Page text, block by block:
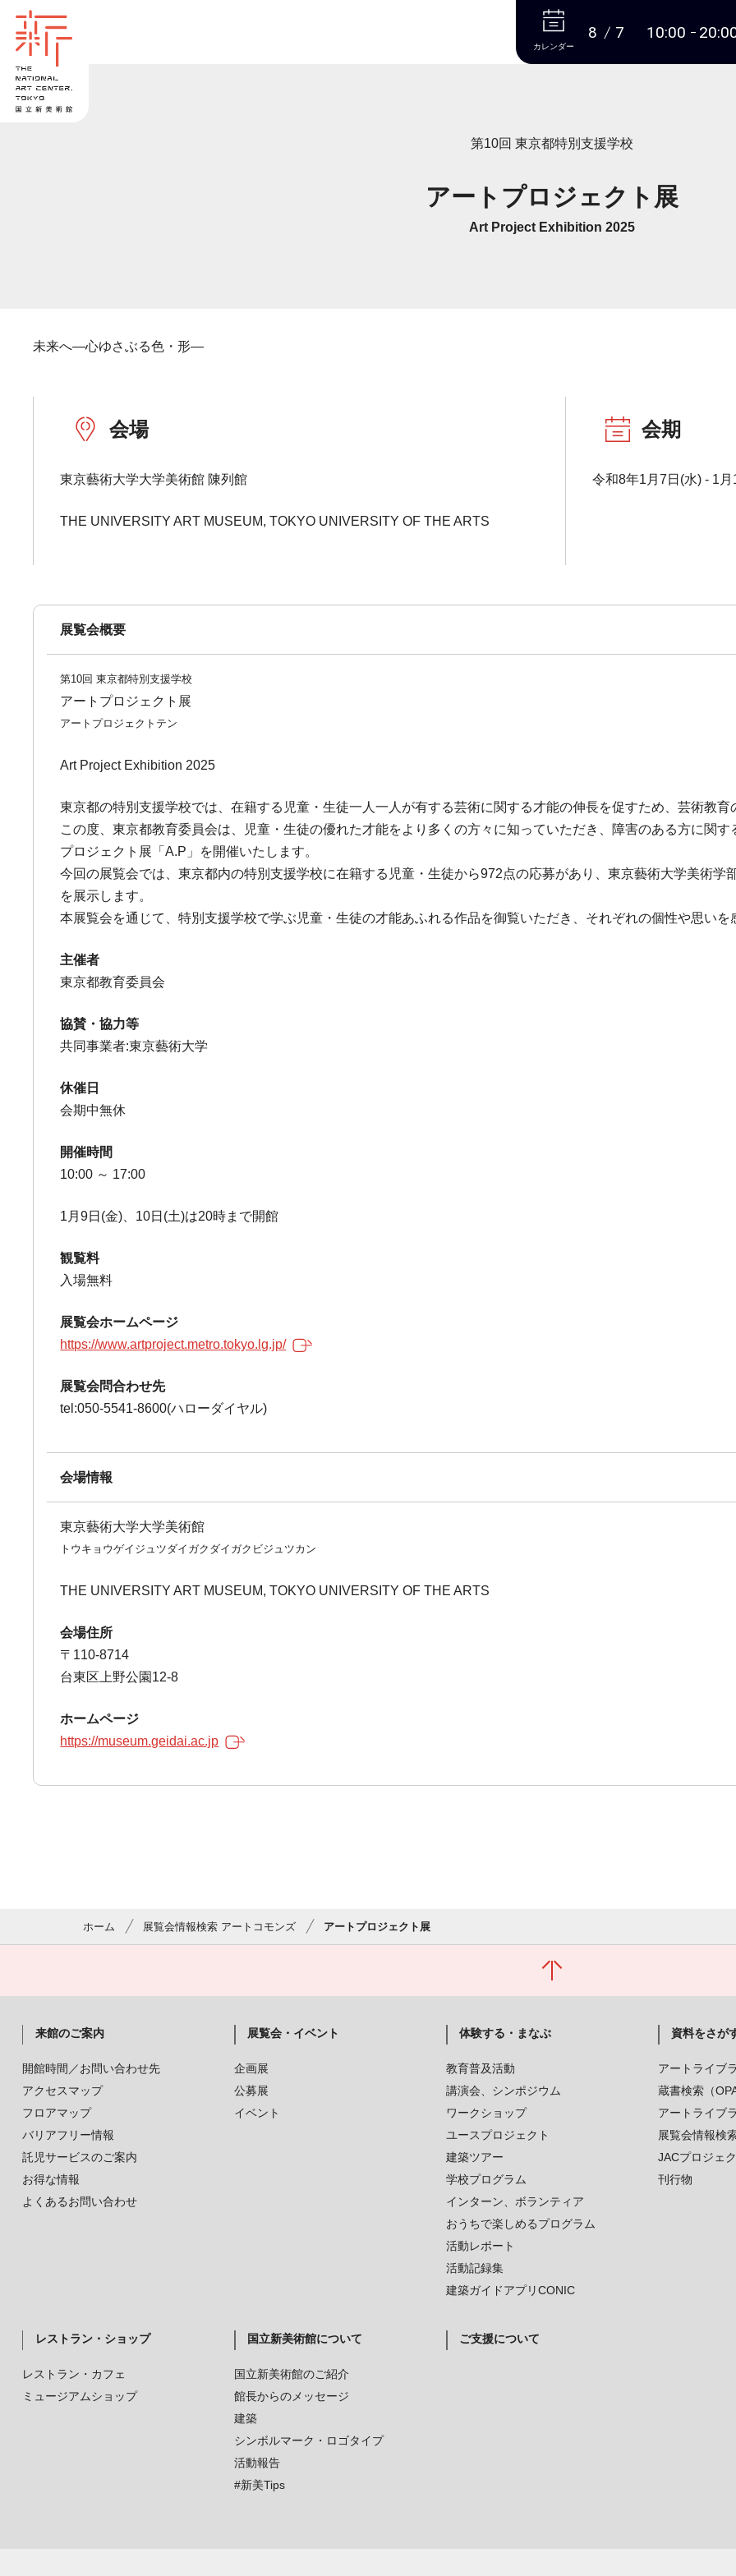
本文へ
カレンダー
8 7 10:00
第10回 東京都特別支援学校
アートプロジェクト展
Art Project Exhibition 2025
未来へ―心ゆさぶる色・形―
会場
東京藝術大学大学美術館 陳列館
THE UNIVERSITY ART MUSEUM, TOKYO UNIVERSITY OF THE ARTS
会期
令和8年1月7日(水) - 1月
展覧会概要
第10回 東京都特別支援学校
アートプロジェクト展
アートプロジェクトテン
Art Project Exhibition 2025
東京都の特別支援学校では、在籍する児童・生徒一人一人が有する芸術に関する才能の伸長を促すため、芸術教育
この度、東京都教育委員会は、児童・生徒の優れた才能をより多くの方々に知っていただき、障害のある方に関
プロジェクト展「A.P」を開催いたします。
今回の展覧会では、東京都内の特別支援学校に在籍する児童・生徒から972点の応募があり、東京藝術大学美術学
を展示します。
本展覧会を通じて、特別支援学校で学ぶ児童・生徒の才能あふれる作品を御覧いただき、それぞれの個性や思いを
主催者
東京都教育委員会
協賛・協力等
共同事業者:東京藝術大学
休催日
会期中無休
開催時間
10:00 ～ 17:00
1月9日(金)、10日(土)は20時まで開館
観覧料
入場無料
展覧会ホームページ
https://www.artproject.metro.tokyo.lg.jp/
展覧会問合わせ先
tel:050-5541-8600(ハローダイヤル)
会場情報
東京藝術大学大学美術館
トウキョウゲイジュツダイガクダイガクビジュツカン
THE UNIVERSITY ART MUSEUM, TOKYO UNIVERSITY OF THE ARTS
会場住所
〒110-8714
台東区上野公園12-8
ホームページ
https://museum.geidai.ac.jp
ホーム 展覧会情報検索 アートコモンズ アートプロジェクト展
来館のご案内
開館時間／お問い合わせ先
アクセスマップ
フロアマップ
バリアフリー情報
託児サービスのご案内
お得な情報
よくあるお問い合わせ
展覧会・イベント
企画展
公募展
イベント
体験する・まなぶ
教育普及活動
講演会、シンポジウム
ワークショップ
ユースプロジェクト
建築ツアー
学校プログラム
インターン、ボランティア
おうちで楽しめるプログラム
活動レポート
活動記録集
建築ガイドアプリCONIC
資料をさが
アートライブ
蔵書検索（
アートライブ
展覧会情報検
JACプロジェ
刊行物
レストラン・ショップ
レストラン・カフェ
ミュージアムショップ
国立新美術館について
国立新美術館のご紹介
館長からのメッセージ
建築
シンボルマーク・ロゴタイプ
活動報告
#新美Tips
ご支援について